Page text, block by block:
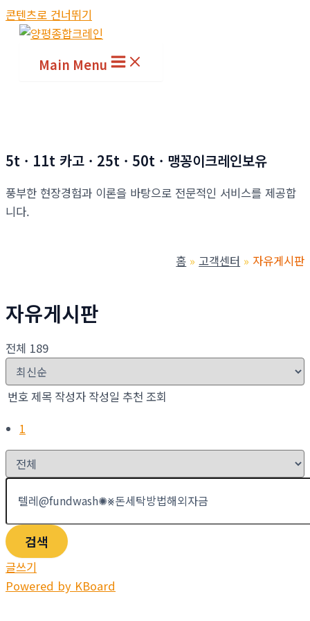
콘텐츠로 건너뛰기
Main Menu
5t · 11t 카고 · 25t · 50t · 맹꽁이크레인보유
풍부한 현장경험과 이론을 바탕으로 전문적인 서비스를 제공합
니다.
홈 고객센터 자유게시판
자유게시판
전체 189
번호제목 작성자 작성일 추천 조회
1
검색
글쓰기
Powered by KBoard